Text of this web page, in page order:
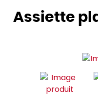
Assiette